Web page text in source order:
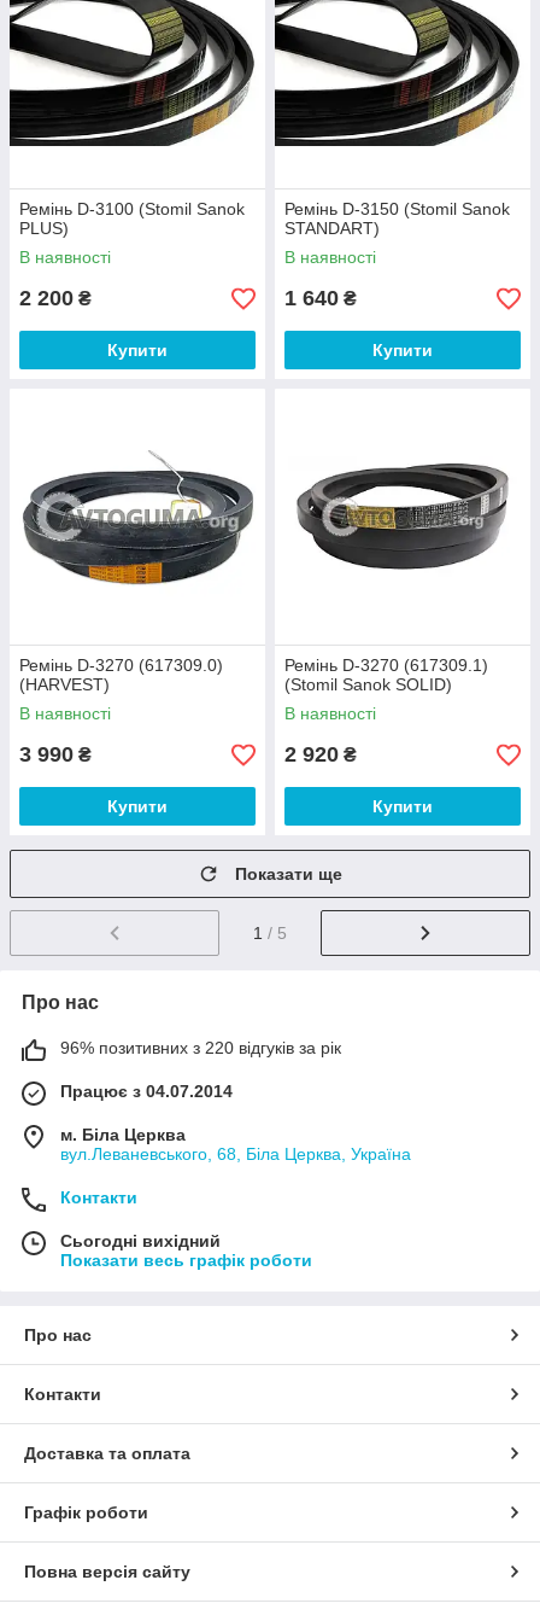
Ремінь D-3100 (Stomil Sanok
PLUS)
В наявності
2 200 ₴
Купити
Ремінь D-3150 (Stomil Sanok
STANDART)
В наявності
1 640 ₴
Купити
Ремінь D-3270 (617309.0)
(HARVEST)
В наявності
3 990 ₴
Купити
Ремінь D-3270 (617309.1)
(Stomil Sanok SOLID)
В наявності
2 920 ₴
Купити
Показати ще
1 / 5
Про нас
96% позитивних з 220 відгуків за рік
Працює з 04.07.2014
м. Біла Церква
вул.Леваневського, 68, Біла Церква, Україна
Контакти
Сьогодні вихідний
Показати весь графік роботи
Про нас
Контакти
Доставка та оплата
Графік роботи
Повна версія сайту